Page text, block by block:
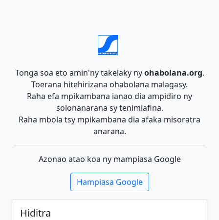
Tonga soa eto amin'ny takelaky nyohabolana.org.
Toerana hitehirizana ohabolana malagasy.
Raha efa mpikambana ianao dia ampidiro ny
solonanarana sy tenimiafina.
Raha mbola tsy mpikambana dia afaka misoratra
anarana.
Azonao atao koa ny mampiasa Google
Hampiasa Google
Hiditra